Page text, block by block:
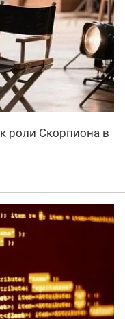
роли Скорпиона в